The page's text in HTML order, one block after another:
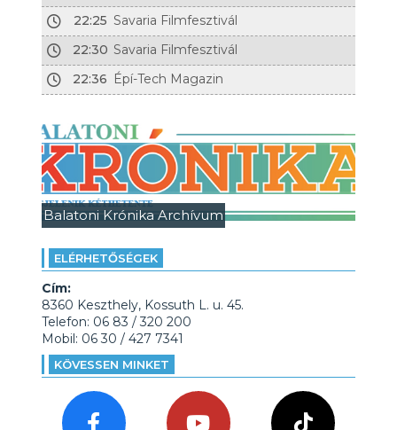
22:25 Savaria Filmfesztivál
22:30 Savaria Filmfesztivál
22:36 Épí-Tech Magazin
Balatoni Krónika Archívum
ELÉRHETŐSÉGEK
Cím:
8360 Keszthely, Kossuth L. u. 45.
Telefon: 06 83 / 320 200
Mobil: 06 30 / 427 7341
KÖVESSEN MINKET